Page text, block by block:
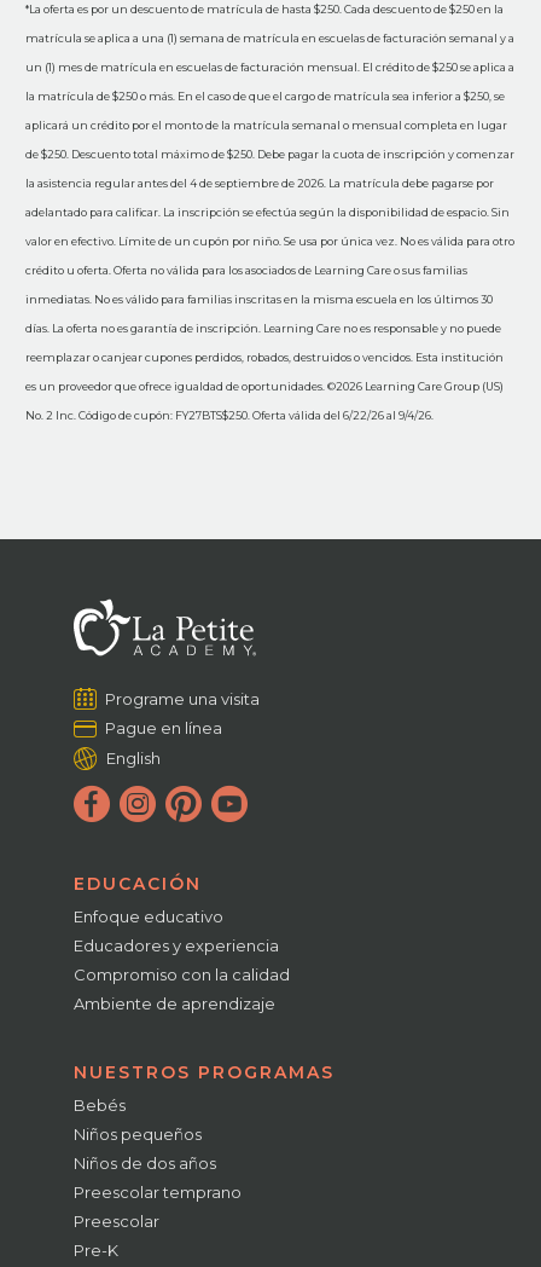
*La oferta es por un descuento de matrícula de hasta $250. Cada descuento de $250 en la
matrícula se aplica a una (1) semana de matrícula en escuelas de facturación semanal y a
un (1) mes de matrícula en escuelas de facturación mensual. El crédito de $250 se aplica a
la matrícula de $250 o más. En el caso de que el cargo de matrícula sea inferior a $250, se
aplicará un crédito por el monto de la matrícula semanal o mensual completa en lugar
de $250. Descuento total máximo de $250. Debe pagar la cuota de inscripción y comenzar
la asistencia regular antes del 4 de septiembre de 2026. La matrícula debe pagarse por
adelantado para calificar. La inscripción se efectúa según la disponibilidad de espacio. Sin
valor en efectivo. Límite de un cupón por niño. Se usa por única vez. No es válida para otro
crédito u oferta. Oferta no válida para los asociados de Learning Care o sus familias
inmediatas. No es válido para familias inscritas en la misma escuela en los últimos 30
días. La oferta no es garantía de inscripción. Learning Care no es responsable y no puede
reemplazar o canjear cupones perdidos, robados, destruidos o vencidos. Esta institución
es un proveedor que ofrece igualdad de oportunidades. ©2026 Learning Care Group (US)
No. 2 Inc. Código de cupón: FY27BTS$250. Oferta válida del 6/22/26 al 9/4/26.
Programe una visita
Pague en línea
English
EDUCACIÓN
Enfoque educativo
Educadores y experiencia
Compromiso con la calidad
Ambiente de aprendizaje
NUESTROS PROGRAMAS
Bebés
Niños pequeños
Niños de dos años
Preescolar temprano
Preescolar
Pre-K